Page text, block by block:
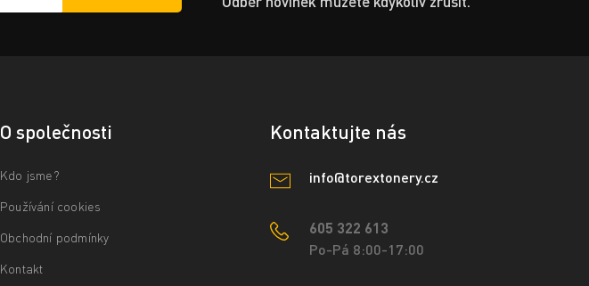
O společnosti
Kdo jsme?
Používání cookies
Obchodní podmínky
Kontakt
Kontaktujte nás
info@torextonery.cz
605 322 613
Po-Pá 8:00-17:00